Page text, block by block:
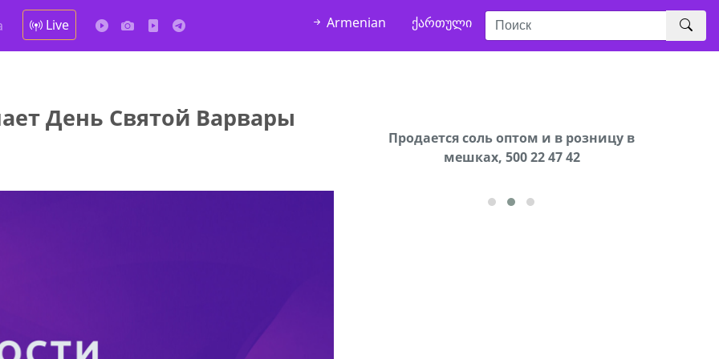
Live Armenian ქართული
День Святой Варвары
Продается соль оптом и в розницу в
мешках, 500 22 47 42
В городе Ниноцминда около фастфуда Hask
cдается в аренду дом, 571 30 57